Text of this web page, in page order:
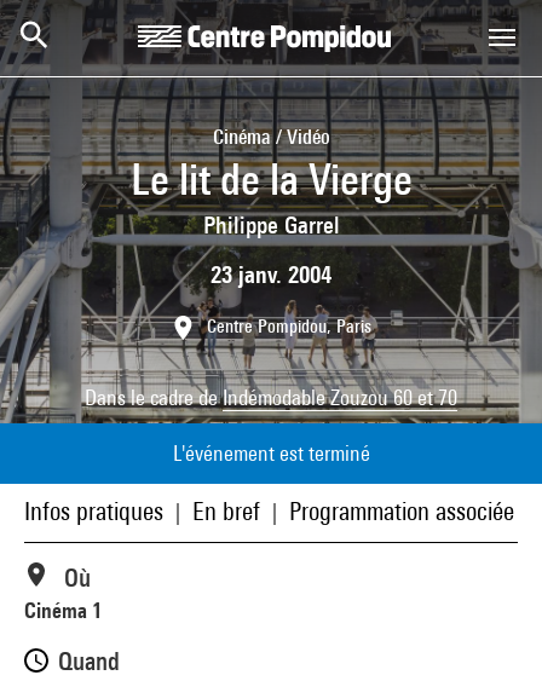
Aller au contenu principal
Centre Pompidou
Cinéma / Vidéo
Le lit de la Vierge
Philippe Garrel
23 janv. 2004
Centre Pompidou, Paris
Dans le cadre deIndémodable Zouzou 60 et 70
L'événement est terminé
Infos pratiques En bref Programmation associée
Où
Cinéma 1
Quand